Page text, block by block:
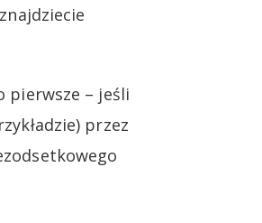
pierwsze – jeśli
przez